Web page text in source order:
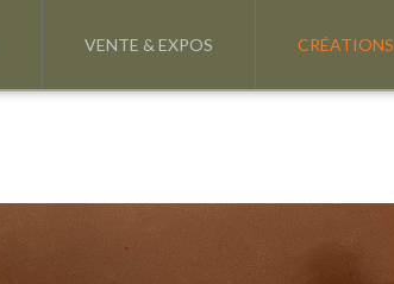
VENTE & EXPOS CRÉATIONS